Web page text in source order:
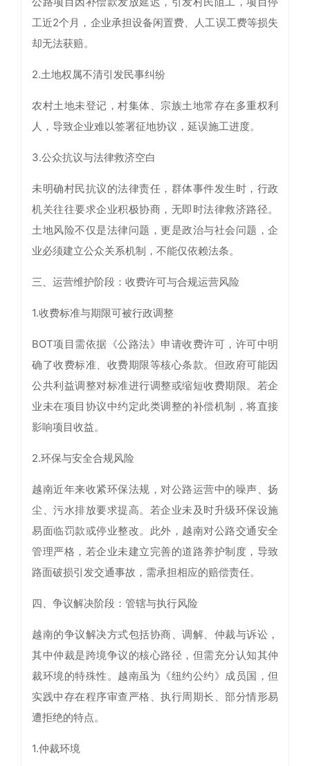
工近2个月，企业承担设备闲置费、人工误工费等损失
却无法获赔。
2.土地权属不清引发民事纠纷
农村土地未登记，村集体、宗族土地常存在多重权利
人，导致企业难以签署征地协议，延误施工进度。
3.公众抗议与法律救济空白
未明确村民抗议的法律责任，群体事件发生时，行政
机关往往要求企业积极协商，无即时法律救济路径。
土地风险不仅是法律问题，更是政治与社会问题，企
业必须建立公众关系机制，不能仅依赖法条。
三、运营维护阶段：收费许可与合规运营风险
1.收费标准与期限可被行政调整
BOT项目需依据《公路法》申请收费许可，许可中明
确了收费标准、收费期限等核心条款。但政府可能因
公共利益调整对标准进行调整或缩短收费期限。若企
业未在项目协议中约定此类调整的补偿机制，将直接
影响项目收益。
2.环保与安全合规风险
越南近年来收紧环保法规，对公路运营中的噪声、扬
尘、污水排放要求提高。若企业未及时升级环保设施
易面临罚款或停业整改。此外，越南对公路交通安全
管理严格，若企业未建立完善的道路养护制度，导致
路面破损引发交通事故，需承担相应的赔偿责任。
四、争议解决阶段：管辖与执行风险
越南的争议解决方式包括协商、调解、仲裁与诉讼，
其中仲裁是跨境争议的核心路径，但需充分认知其仲
裁环境的特殊性。越南虽为《纽约公约》成员国，但
实践中存在程序审查严格、执行周期长、部分情形易
遭拒绝的特点。
1.仲裁环境